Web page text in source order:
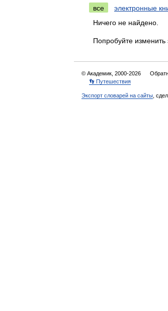
все
электронные
Ничего не найдено.
Попробуйте изменить
© Академик, 2000-2026
👣 Путешествия
Экспорт словарей на сайты ,